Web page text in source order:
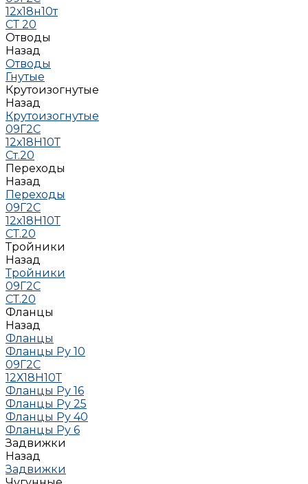
12х18н10т
СТ 20
Отводы
Назад
Отводы
Гнутые
Крутоизогнутые
Назад
Крутоизогнутые
09Г2С
12х18Н10Т
Ст.20
Переходы
Назад
Переходы
09Г2С
12х18Н10Т
СТ.20
Тройники
Назад
Тройники
09Г2С
СТ.20
Фланцы
Назад
Фланцы
Фланцы Ру 10
09Г2С
12Х18Н10Т
Фланцы Ру 16
Фланцы Ру 25
Фланцы Ру 40
Фланцы Ру 6
Задвижки
Назад
Задвижки